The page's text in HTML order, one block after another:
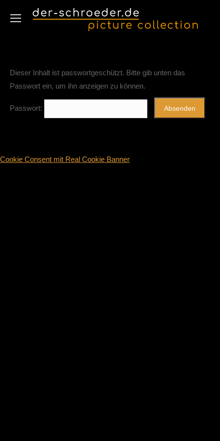
Dieser Inhalt ist passwortgeschützt. Bitte gib unten das
Passwort ein, um ihn anzeigen zu können.
Passwort:
Cookie Consent mit Real Cookie Banner